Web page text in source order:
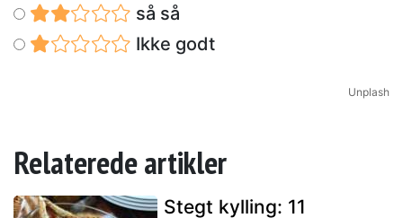
så så
Ikke godt
Unplash
Relaterede artikler
Stegt kylling: 11